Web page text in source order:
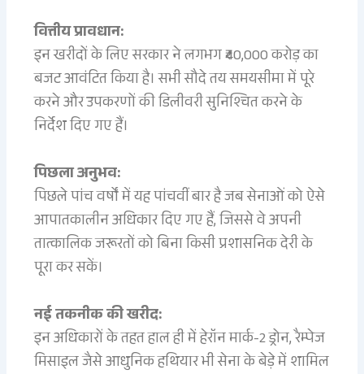
वित्तीय प्रावधान:
इन खरीदों के लिए सरकार ने लगभग ₹40,000 करोड़ का
बजट आवंटित किया है। सभी सौदे तय समयसीमा में पूरे
करने और उपकरणों की डिलीवरी सुनिश्चित करने के
निर्देश दिए गए हैं।
पिछला अनुभव:
पिछले पांच वर्षों में यह पांचवीं बार है जब सेनाओं को ऐसे
आपातकालीन अधिकार दिए गए हैं, जिससे वे अपनी
तात्कालिक जरूरतों को बिना किसी प्रशासनिक देरी के
पूरा कर सकें।
नई तकनीक की खरीद:
इन अधिकारों के तहत हाल ही में हेरॉन मार्क-2 ड्रोन, रैम्पेज
मिसाइल जैसे आधुनिक हथियार भी सेना के बेड़े में शामिल